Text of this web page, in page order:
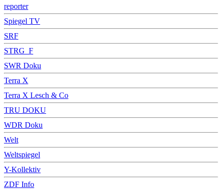
reporter
Spiegel TV
SRF
STRG_F
SWR Doku
Terra X
Terra X Lesch & Co
TRU DOKU
WDR Doku
Welt
Weltspiegel
Y-Kollektiv
ZDF Info